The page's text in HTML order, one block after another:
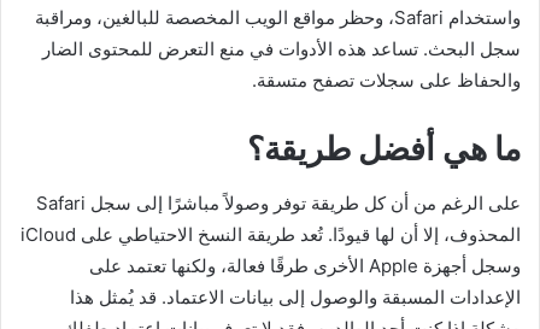
واستخدام Safari، وحظر مواقع الويب المخصصة للبالغين، ومراقبة
سجل البحث. تساعد هذه الأدوات في منع التعرض للمحتوى الضار
والحفاظ على سجلات تصفح متسقة.
ما هي أفضل طريقة؟
على الرغم من أن كل طريقة توفر وصولاً مباشرًا إلى سجل Safari
المحذوف، إلا أن لها قيودًا. تُعد طريقة النسخ الاحتياطي على iCloud
وسجل أجهزة Apple الأخرى طرقًا فعالة، ولكنها تعتمد على
الإعدادات المسبقة والوصول إلى بيانات الاعتماد. قد يُمثل هذا